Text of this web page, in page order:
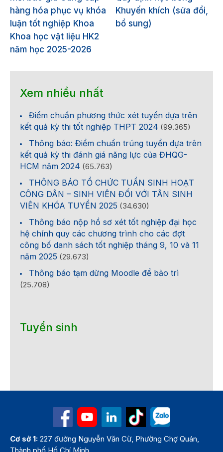
hàng hóa phục vụ khóa
luận tốt nghiệp Khoa
Khoa học vật liệu HK2
năm học 2025-2026
Khuyến khích (sửa đổi,
bổ sung)
Xem nhiều nhất
Điểm chuẩn phương thức xét tuyển dựa trên
kết quả kỳ thi tốt nghiệp THPT 2024 (99.365)
Thông báo: Điểm chuẩn trúng tuyển dựa trên
kết quả kỳ thi đánh giá năng lực của ĐHQG-
HCM năm 2024 (65.763)
THÔNG BÁO TỔ CHỨC TUẦN SINH HOẠT
CÔNG DÂN – SINH VIÊN ĐỐI VỚI TÂN SINH
VIÊN KHÓA TUYỂN 2025 (34.630)
Thông báo nộp hồ sơ xét tốt nghiệp đại học
hệ chính quy các chương trình cho các đợt
công bố danh sách tốt nghiệp tháng 9, 10 và 11
năm 2025 (29.673)
Thông báo tạm dừng Moodle để bảo trì
(25.708)
Tuyển sinh
Cơ sở 1: 227 đường Nguyễn Văn Cừ, Phường Chợ Quán,